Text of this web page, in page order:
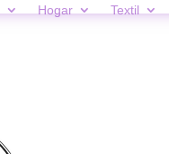
Hogar Textil